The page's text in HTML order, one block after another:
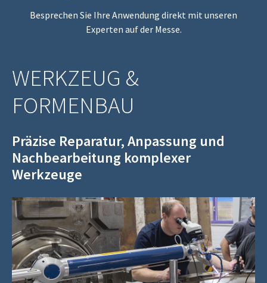
Besprechen Sie Ihre Anwendung direkt mit unseren
Experten auf der Messe.
WERKZEUG &
FORMENBAU
Präzise Reparatur, Anpassung und
Nachbearbeitung komplexer
Werkzeuge